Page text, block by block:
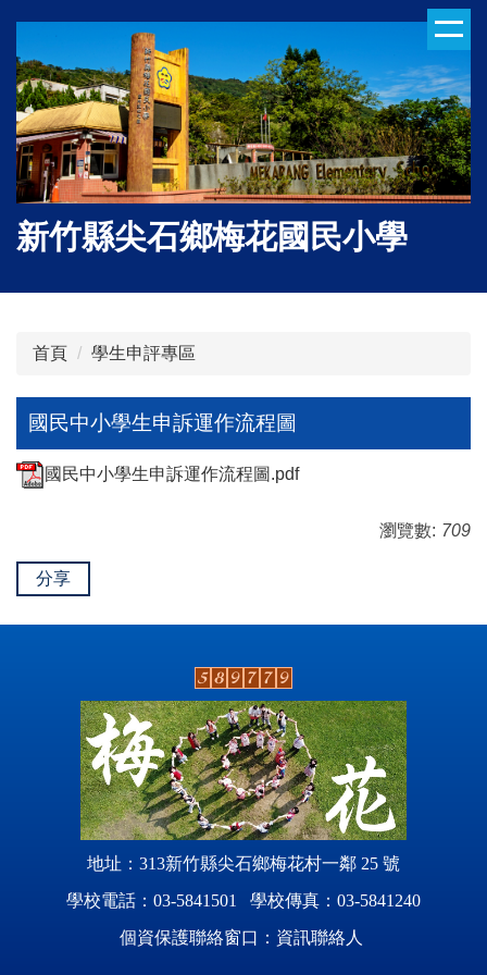
主
要
內
容
區
新竹縣尖石鄉梅花國民小學
首頁 學生申評專區
國民中小學生申訴運作流程圖
國民中小學生申訴運作流程圖.pdf
瀏覽數: 709
分享
地址：313新竹縣尖石鄉梅花村一鄰 25 號
學校電話：03-5841501 學校傳真：03-5841240
個資保護聯絡窗口：資訊聯絡人